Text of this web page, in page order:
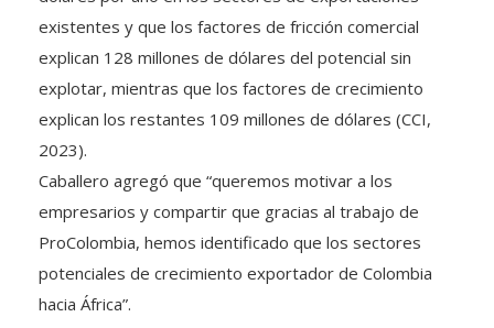
explican 128 millones de dólares del potencial sin
explotar, mientras que los factores de crecimiento
explican los restantes 109 millones de dólares (CCI,
2023).
Caballero agregó que “queremos motivar a los
empresarios y compartir que gracias al trabajo de
ProColombia, hemos identificado que los sectores
potenciales de crecimiento exportador de Colombia
hacia África”.
Según la funcionaria esos sectores incluyen productos